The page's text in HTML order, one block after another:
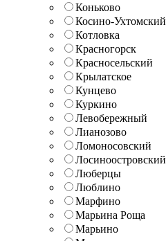
Коньково
Косино-Ухтомский
Котловка
Красногорск
Красносельский
Крылатское
Кунцево
Куркино
Левобережный
Лианозово
Ломоносовский
Лосиноостровский
Люберцы
Люблино
Марфино
Марьина Роща
Марьино